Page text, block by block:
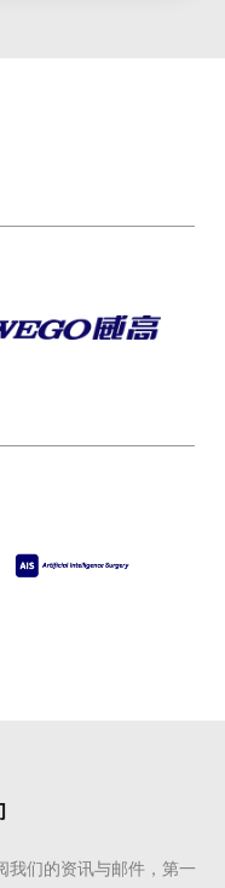
我们的资讯与邮件，第一